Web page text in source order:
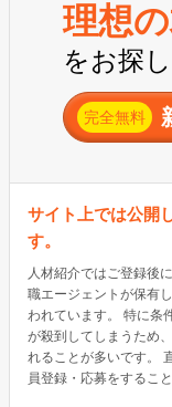
理想
をお探
完全無料
サイト上では公開
す。
人材紹介ではご登録後
職エージェントが保有
われています。 特に条
が殺到してしまうため
れることが多いです。
員登録・応募をするこ